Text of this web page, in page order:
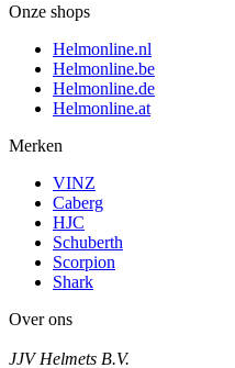
Onze shops
Helmonline.nl
Helmonline.be
Helmonline.de
Helmonline.at
Merken
VINZ
Caberg
HJC
Schuberth
Scorpion
Shark
Over ons
JJV Helmets B.V.